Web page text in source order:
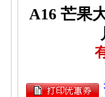
A16 芒果